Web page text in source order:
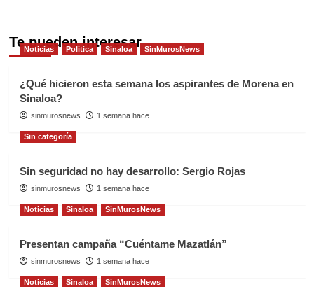
Te pueden interesar
Noticias Politica Sinaloa SinMurosNews
¿Qué hicieron esta semana los aspirantes de Morena en
Sinaloa?
sinmurosnews 1 semana hace
Sin categoría
Sin seguridad no hay desarrollo: Sergio Rojas
sinmurosnews 1 semana hace
Noticias Sinaloa SinMurosNews
Presentan campaña “Cuéntame Mazatlán”
sinmurosnews 1 semana hace
Noticias Sinaloa SinMurosNews